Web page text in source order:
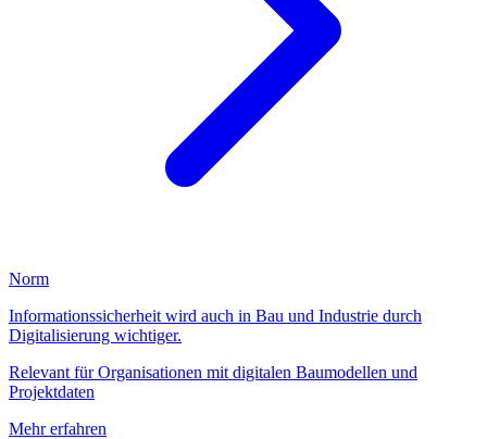
Norm
Informationssicherheit wird auch in Bau und Industrie durch
Digitalisierung wichtiger.
Relevant für Organisationen mit digitalen Baumodellen und
Projektdaten
Mehr erfahren